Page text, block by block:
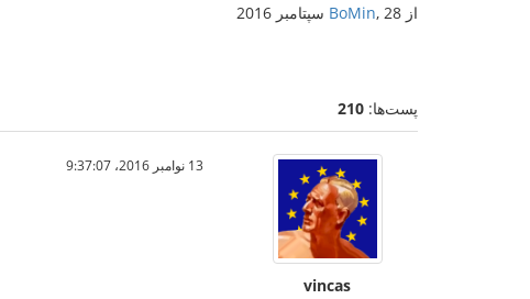
از BoMin, 28 سپتامبر 2016
پست‌ها: 210
vincas
13 نوامبر 2016،‏ 9:37:07